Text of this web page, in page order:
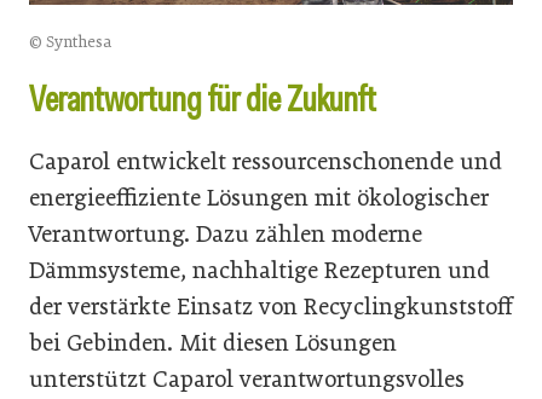
© Synthesa
Verantwortung für die Zukunft
Caparol entwickelt ressourcenschonende und
energieeffiziente Lösungen mit ökologischer
Verantwortung. Dazu zählen moderne
Dämmsysteme, nachhaltige Rezepturen und
der verstärkte Einsatz von Recyclingkunststoff
bei Gebinden. Mit diesen Lösungen
unterstützt Caparol verantwortungsvolles